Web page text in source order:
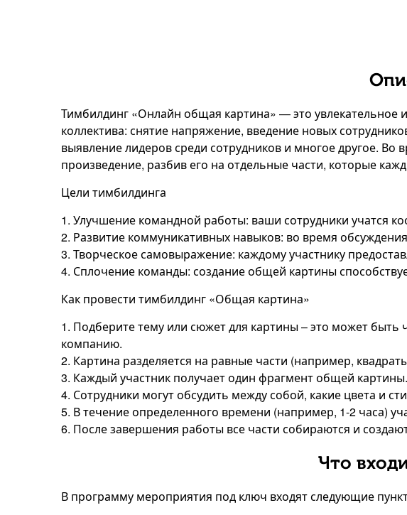
Тимбилдинг «Онлайн общая картина» — это
коллектива: снятие напряжение, введение новых
выявление лидеров среди сотрудников и многое другое.
произведение, разбив его на отдельные части, которые
Цели тимбилдинга
1. Улучшение командной работы: ваши сотрудники учатся
2. Развитие коммуникативных навыков: во время
3. Творческое самовыражение: каждому участнику
4. Сплочение команды: создание общей картины
Как провести тимбилдинг «Общая картина»
1. Подберите тему или сюжет для картины – это может быть
компанию.
2. Картина разделяется на равные части (например,
3. Каждый участник получает один фрагмент общей картины.
4. Сотрудники могут обсудить между собой, какие цвета и
5. В течение определенного времени (например, 1-2 часа)
6. После завершения работы все части собираются и
Что
В программу мероприятия под ключ входят следующие